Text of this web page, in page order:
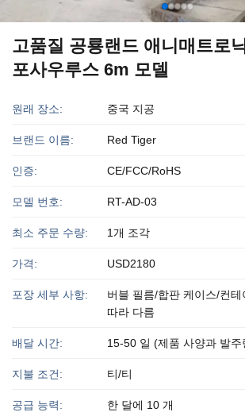
고품질 공룡랜드 애니매트로
포사우루스 6m 모델
원래 장소: 중국 지공
브랜드 이름: Red Tiger
인증: CE/FCC/RoHS
모델 번호: RT-AD-03
최소 주문 수량: 1개 조각
가격: USD2180
포장 세부 사항:
버블 필름/합판 케이스/컨
따라 다름
배달 시간: 15-50 일 (제품 사양과 발
지불 조건: 티/티
공급 능력: 한 달에 10 개